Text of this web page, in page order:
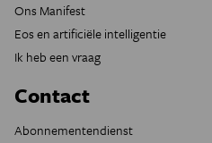
Ons Manifest
Eos en artificiële intelligentie
Ik heb een vraag
Contact
Abonnementendienst